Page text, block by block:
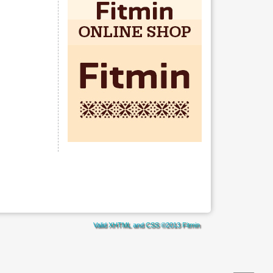
ValidXHTML andCSS©2013Fitmin